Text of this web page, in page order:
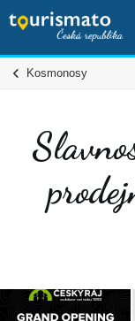
Kosmonosy